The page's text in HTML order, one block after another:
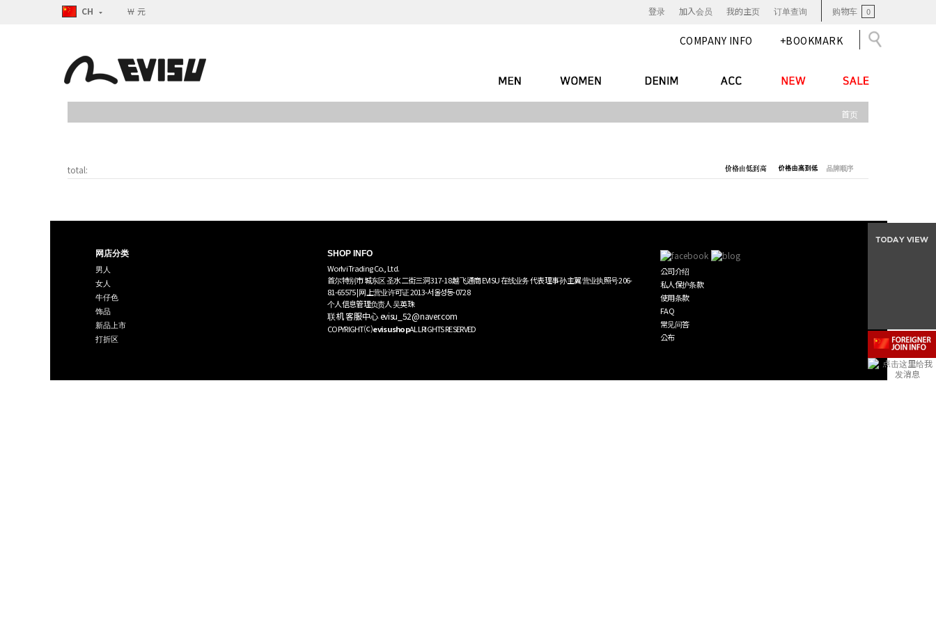
CH ￦ 元 登录 加入会员 我的主页 订单查询 购物车 0
COMPANY INFO +BOOKMARK
首页
total:
网店分类
男人
女人
牛仔色
饰品
新品上市
打折区
SHOP INFO
Worlvi Trading Co., Ltd.
首尔特别市 城东区 圣水二街三洞 317-18 越飞通商 EVISU 在线业务 代表理事 孙主翼 营业执照号 206-
81-65575 | 网上营业许可证 2013-서울성동-0728
个人信息管理负责人 吴英珠
联机 客服中心 evisu_52@naver.com
COPYRIGHT⒞evisushopALLRIGHTS RESERVED
公司介绍
私人保护条款
使用条款
FAQ
常见问答
公布